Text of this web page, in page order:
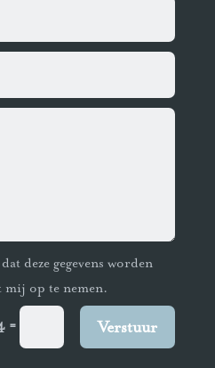
deze gegevens worden
mij op te nemen.
= Verstuur